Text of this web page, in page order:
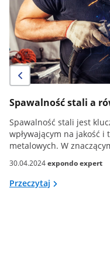
Spawalność stali a
Spawalność stali jest
wpływającym na jakość i
metalowych. W
30.04.2024expondo expert
Przeczytaj